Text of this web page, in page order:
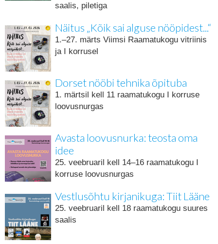
saalis, piletiga
Näitus „Kõik sai alguse nööpidest...“
1.–27. märts Viimsi Raamatukogu vitriinis
ja I korrusel
Dorset nööbi tehnika õpituba
1. märtsil kell 11 raamatukogu I korruse
loovusnurgas
Avasta loovusnurka: teosta oma
idee
25. veebruaril kell 14–16 raamatukogu I
korruse loovusnurgas
Vestlusõhtu kirjanikuga: Tiit Lääne
25. veebruaril kell 18 raamatukogu suures
saalis